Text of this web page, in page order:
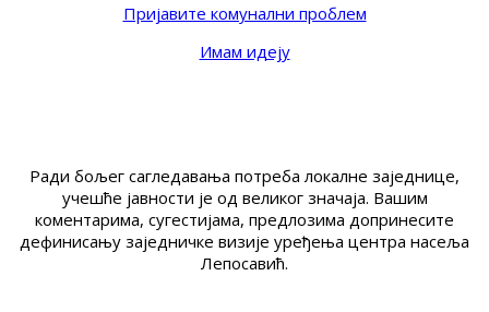
Пријавите комунални проблем
Имам идеју
Ради бољег сагледавања потреба локалне заједнице,
учешће јавности је од великог значаја. Вашим
коментарима, сугестијама, предлозима допринесите
дефинисању заједничке визије уређења центра насеља
Лепосавић.